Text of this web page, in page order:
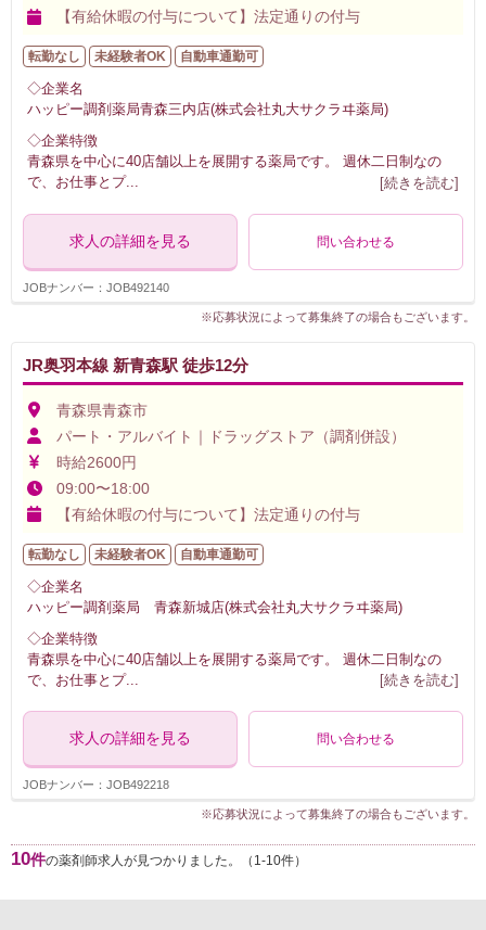
【有給休暇の付与について】法定通りの付与
転勤なし 未経験者OK 自動車通勤可
◇企業名
ハッピー調剤薬局青森三内店(株式会社丸大サクラヰ薬局)
◇企業特徴
青森県を中心に40店舗以上を展開する薬局です。 週休二日制なの
で、お仕事とプ... [続きを読む]
求人の詳細を見る 問い合わせる
JOBナンバー：JOB492140
※応募状況によって募集終了の場合もございます。
JR奥羽本線 新青森駅 徒歩12分
青森県青森市
パート・アルバイト｜ドラッグストア（調剤併設）
時給2600円
09:00〜18:00
【有給休暇の付与について】法定通りの付与
転勤なし 未経験者OK 自動車通勤可
◇企業名
ハッピー調剤薬局 青森新城店(株式会社丸大サクラヰ薬局)
◇企業特徴
青森県を中心に40店舗以上を展開する薬局です。 週休二日制なの
で、お仕事とプ... [続きを読む]
求人の詳細を見る 問い合わせる
JOBナンバー：JOB492218
※応募状況によって募集終了の場合もございます。
10件の薬剤師求人が見つかりました。（1-10件）